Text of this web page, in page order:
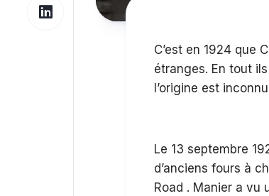
C’est en 1924 que
étranges. En tout
l’origine est
Le 13 septembre
d’anciens fours à
Road . Manier a vu